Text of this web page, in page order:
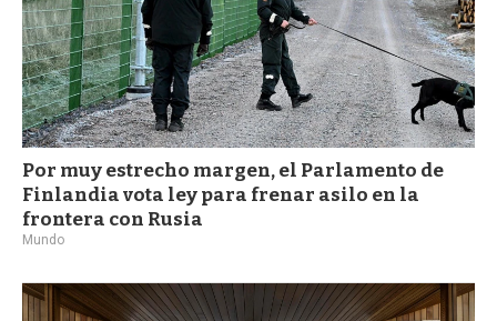
Por muy estrecho margen, el Parlamento de
Finlandia vota ley para frenar asilo en la
frontera con Rusia
Mundo